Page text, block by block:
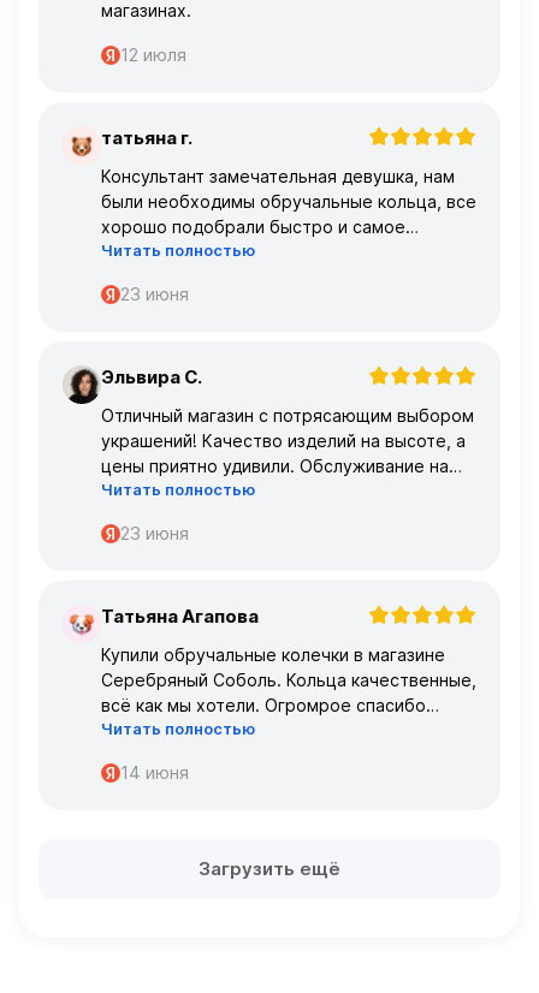
магазинах.
12 июля
Т татьяна г.
Консультант замечательная девушка, нам
были необходимы обручальные кольца, все
хорошо подобрали быстро и самое
главное, что все подошло по размеру с
Читать полностью
23 июня
Э Эльвира С.
Отличный магазин с потрясающим выбором
украшений! Качество изделий на высоте, а
цены приятно удивили. Обслуживание на
высшем уровне – консультанты очень
Читать полностью
23 июня
Т Татьяна Агапова
Купили обручальные колечки в магазине
Серебряный Соболь. Кольца качественные,
всё как мы хотели. Огромрое спасибо
персоналу за работу с нами!
Читать полностью
14 июня
Загрузить ещё